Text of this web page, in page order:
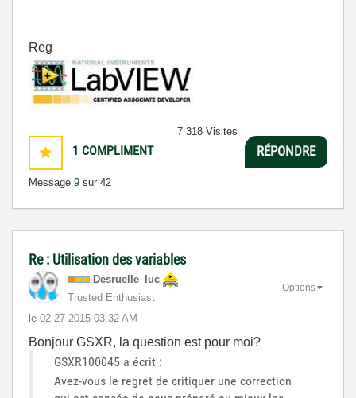
Reg
1 COMPLIMENT
Message 9 sur 42
7 318 Visites
RÉPONDRE
Re : Utilisation des variables
Desruelle_luc
Trusted Enthusiast
le ‎02-27-2015 03:32 AM
Options
Bonjour GSXR, la question est pour moi?
GSXR100045 a écrit :
Avez-vous le regret de critiquer une correction